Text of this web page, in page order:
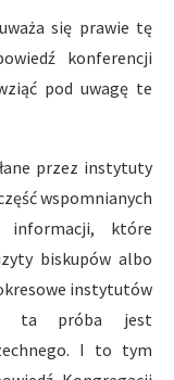
się prawie tę
konferencji
pod uwagę te
przez instytuty
wspomnianych
informacji, które
biskupów albo
instytutów
ta próba jest
I to tym